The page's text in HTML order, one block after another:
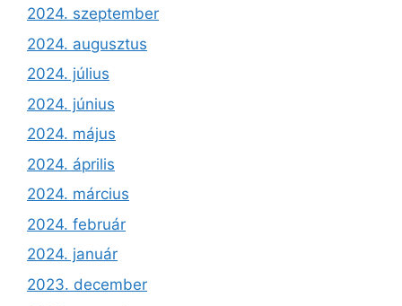
2024. szeptember
2024. augusztus
2024. július
2024. június
2024. május
2024. április
2024. március
2024. február
2024. január
2023. december